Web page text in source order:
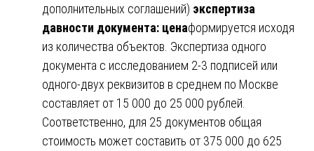
дополнительных соглашений) экспертиза
давности документа: ценаформируется исходя
из количества объектов. Экспертиза одного
документа с исследованием 2-3 подписей или
одного-двух реквизитов в среднем по Москве
составляет от 15 000 до 25 000 рублей.
Соответственно, для 25 документов общая
стоимость может составить от 375 000 до 625